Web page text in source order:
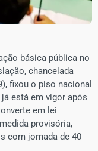
básica pública no
chancelada
fixou o piso nacional
está em vigor após
em lei
provisória,
com jornada de 40